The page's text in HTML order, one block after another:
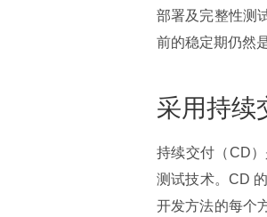
部署及完整性测
前的稳定期仍然
采用持续
持续交付（CD
测试技术。CD
开发方法的每个